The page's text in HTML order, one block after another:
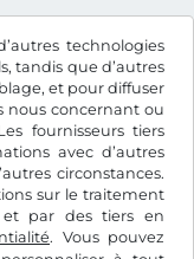
technologies
tandis que d’autres
et pour diffuser
nous concernant ou
fournisseurs tiers
avec d’autres
circonstances.
sur le traitement
et par des tiers en
. Vous pouvez
TVA.